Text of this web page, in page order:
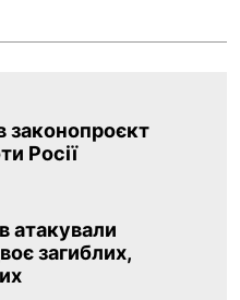
Росії
атакували
загиблих,